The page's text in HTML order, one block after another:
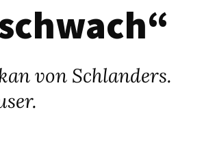
von Schlanders.